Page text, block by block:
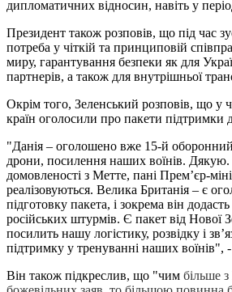
дипломатичних відносин, навіть у
Президент також розповів, що під час
потреба у чіткій та принциповій
миру, гарантування безпеки як для
партнерів, а також для внутрішньої
Окрім того, Зеленський розповів, що у
країн оголосили про пакети підтримки
"Данія – оголошено вже 15-й
дрони, посилення наших воїнів.
домовленості з Метте, пані Прем’єр-
реалізовуються. Велика Британія – є
підготовку пакета, і зокрема він
російських штурмів. Є пакет від Нової
посилить нашу логістику, розвідку і
підтримку у тренуванні наших воїнів",
Він також підкреслив, що "чим більше